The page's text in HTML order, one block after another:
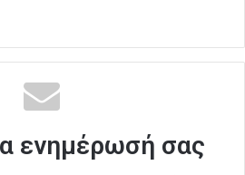
ενημέρωσή σας